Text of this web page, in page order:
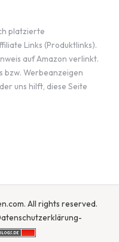
platzierte
Links (Produktlinks).
auf Amazon verlinkt.
bzw. Werbeanzeigen
uns hilft, diese Seite
All rights reserved.
-